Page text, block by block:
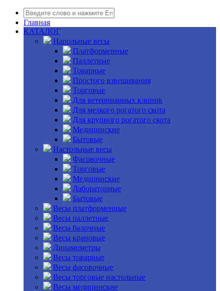
Главная
КАТАЛОГ
Напольные весы
Платформенные
Паллетные
Товарные
Простого взвешивания
Торговые
Для ветеринарных клиник
Для мелкого рогатого скота
Для крупного рогатого скота
Медицинские
Бытовые
Настольные весы
Фасовочные
Торговые
Медицинские
Лабораторные
Бытовые
Весы платформенные
Весы паллетные
Весы балочные
Весы крановые
Динамометры
Весы товарные
Весы фасовочные
Весы торговые настольные
Весы медицинские